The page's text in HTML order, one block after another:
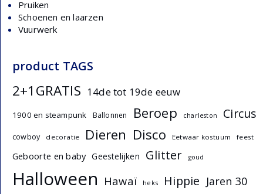
Pruiken
Schoenen en laarzen
Vuurwerk
product TAGS
2+1GRATIS 14de tot 19de eeuw
1900 en steampunk Ballonnen Beroep charleston Circus
cowboy decoratie Dieren Disco Eetwaar kostuum feest
Geboorte en baby Geestelijken Glitter goud
Halloween Hawaï heks Hippie Jaren 30